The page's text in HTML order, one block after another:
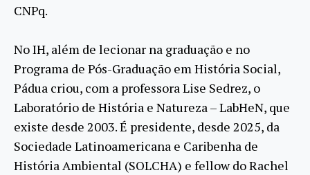
CNPq.
No IH, além de lecionar na graduação e no
Programa de Pós-Graduação em História Social,
Pádua criou, com a professora Lise Sedrez, o
Laboratório de História e Natureza – LabHeN, que
existe desde 2003. É presidente, desde 2025, da
Sociedade Latinoamericana e Caribenha de
História Ambiental (SOLCHA) e fellow do Rachel